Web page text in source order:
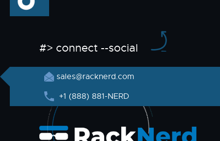
#> connect --social
sales@racknerd.com
+1 (888) 881-NERD